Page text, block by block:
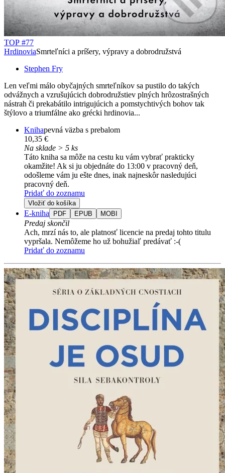
TOP #77
HrdinoviaSmrteľníci a príšery, výpravy a dobrodružstvá
Stephen Fry
Len veľmi málo obyčajných smrteľníkov sa pustilo do takých
odvážnych a vzrušujúcich dobrodružstiev plných hrôzostrašných
nástrah či prekabátilo intrigujúcich a pomstychtivých bohov tak
štýlovo a triumfálne ako grécki hrdinovia...
Knihapevná väzba s prebalom
10,35 €
Na sklade > 5 ks
Táto kniha sa môže na cestu ku vám vybrať prakticky
okamžite! Ak si ju objednáte do 13:00 v pracovný deň,
odošleme vám ju ešte dnes, inak najneskôr nasledujúci
pracovný deň.
Pridať do zoznamu
Vložiť do košíka
E-kniha PDF EPUB MOBI
Predaj skončil
Ach, mrzí nás to, ale platnosť licencie na predaj tohto titulu
vypršala. Nemôžeme ho už bohužiaľ predávať :-(
Pridať do zoznamu